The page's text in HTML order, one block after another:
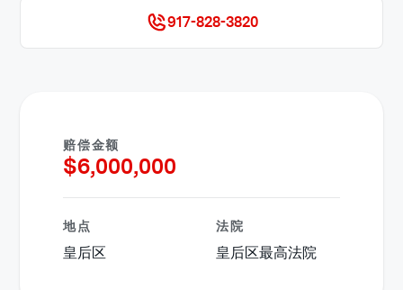
917-828-3820
赔偿金额
$6,000,000
地点
皇后区
法院
皇后区最高法院